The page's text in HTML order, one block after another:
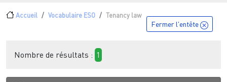
Fil d'Ariane
Accueil Vocabulaire ESO Tenancy law
Fermer l'entête
Nombre de résultats : 1